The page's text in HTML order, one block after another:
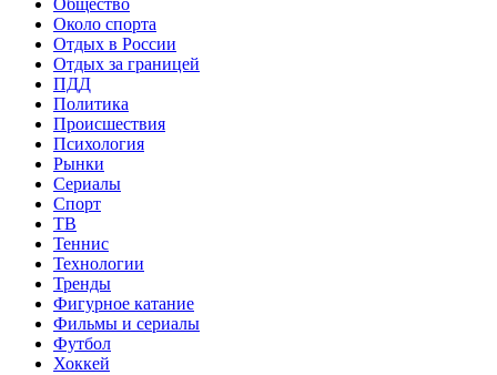
Общество
Около спорта
Отдых в России
Отдых за границей
ПДД
Политика
Происшествия
Психология
Рынки
Сериалы
Спорт
ТВ
Теннис
Технологии
Тренды
Фигурное катание
Фильмы и сериалы
Футбол
Хоккей